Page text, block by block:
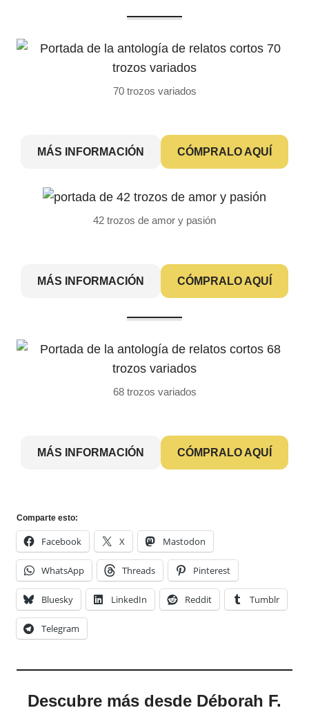
70 trozos variados
MÁS INFORMACIÓN CÓMPRALO AQUÍ
42 trozos de amor y pasión
MÁS INFORMACIÓN CÓMPRALO AQUÍ
68 trozos variados
MÁS INFORMACIÓN CÓMPRALO AQUÍ
Comparte esto:
Facebook X Mastodon
WhatsApp Threads Pinterest
Bluesky LinkedIn Reddit Tumblr
Telegram
Descubre más desde Déborah F.